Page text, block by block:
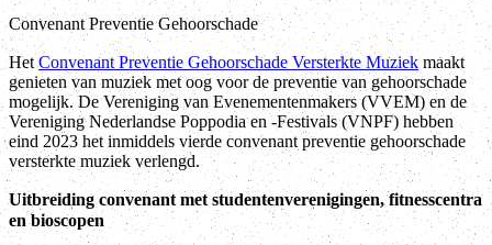
Convenant Preventie Gehoorschade
HetConvenant Preventie Gehoorschade Versterkte Muziekmaakt
genieten van muziek met oog voor de preventie van gehoorschade
mogelijk. De Vereniging van Evenementenmakers (VVEM) en de
Vereniging Nederlandse Poppodia en -Festivals (VNPF) hebben
eind 2023 het inmiddels vierde convenant preventie gehoorschade
versterkte muziek verlengd.
Uitbreiding convenant met studentenverenigingen, fitnesscentra
en bioscopen